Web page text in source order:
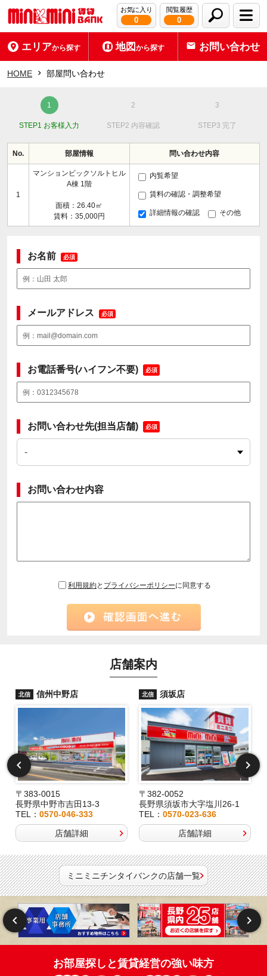
お気に入り
0
閲覧履歴
0
エリアから探す 地図から探す お問い合わせ
HOME 部屋問い合わせ
STEP1 お客様入力 STEP2 内容確認 STEP3 完了
No. 部屋情報 問い合わせ内容
1
マンションビックソルトヒル
A棟 1階
面積：26.40㎡
賃料：35,000円
内覧希望
賃料の確認・調整希望
詳細情報の確認 その他
お名前 必須
メールアドレス 必須
お電話番号(ハイフン不要) 必須
お問い合わせ先(担当店舗) 必須
お問い合わせ内容
利用規約と プライバシーポリシーに同意する
店舗案内
北信 信州中野店
〒383-0015
長野県中野市吉田13-3
TEL： 0570-046-333
店舗詳細
北信 須坂店
〒382-0052
長野県須坂市大字塩川26-1
TEL：0570-023-636
店舗詳細
ミニミニチンタイバンクの店舗一覧
お部屋探しと賃貸経営の強い味方